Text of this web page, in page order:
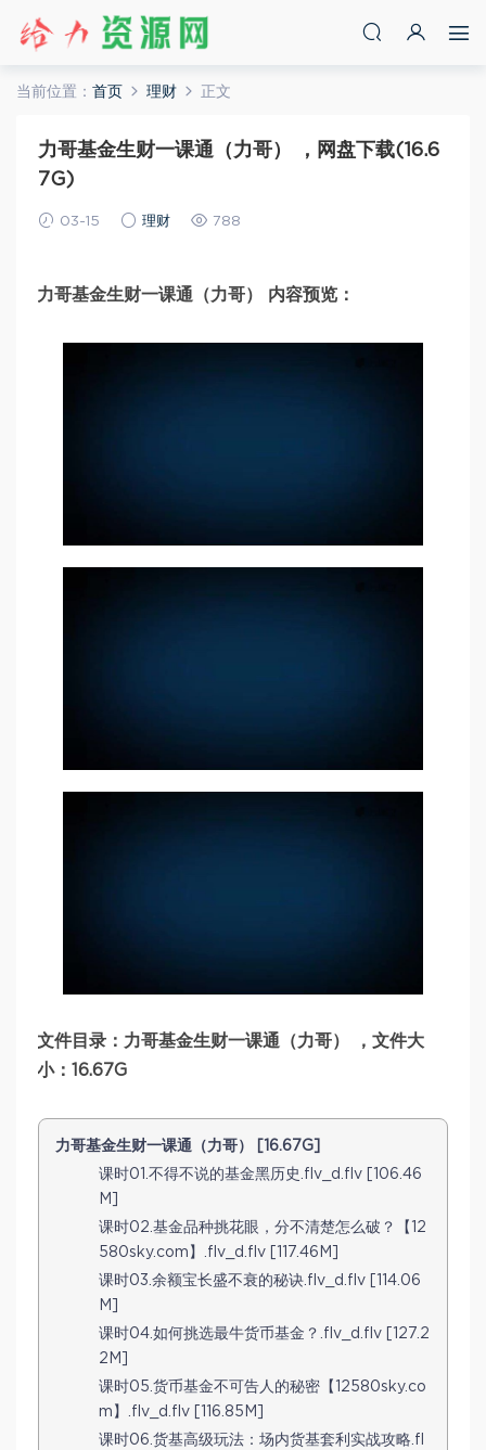
当前位置： 首页 理财 正文
力哥基金生财一课通（力哥） ，网盘下载(16.6
7G)
03-15 理财 788
力哥基金生财一课通（力哥） 内容预览：
文件目录：力哥基金生财一课通（力哥） ，文件大
小：16.67G
力哥基金生财一课通（力哥） [16.67G]
课时01.不得不说的基金黑历史.flv_d.flv [106.46
M]
课时02.基金品种挑花眼，分不清楚怎么破？【12
580sky.com】.flv_d.flv [117.46M]
课时03.余额宝长盛不衰的秘诀.flv_d.flv [114.06
M]
课时04.如何挑选最牛货币基金？.flv_d.flv [127.2
2M]
课时05.货币基金不可告人的秘密【12580sky.co
m】.flv_d.flv [116.85M]
课时06.货基高级玩法：场内货基套利实战攻略.fl